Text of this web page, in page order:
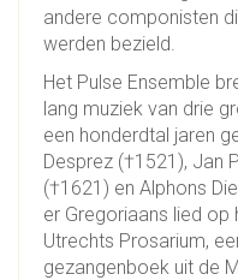
andere componisten
werden bezield.
Het Pulse Ensemble
lang muziek van drie
een honderdtal jaren
Desprez (†1521), Jan
(†1621) en Alphons
er Gregoriaans lied
Utrechts Prosarium,
gezangenboek uit de